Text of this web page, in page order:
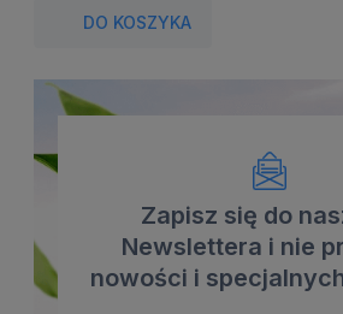
DO KOSZYKA
Zapisz się do
Newslettera i nie
nowości i